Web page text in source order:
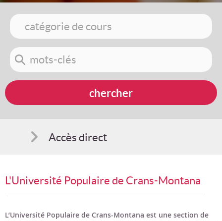
Accès direct
Suggestions
Bon cadeau
L'Université Populaire de Crans-Montana
L’Université Populaire de Crans-Montana est une section de